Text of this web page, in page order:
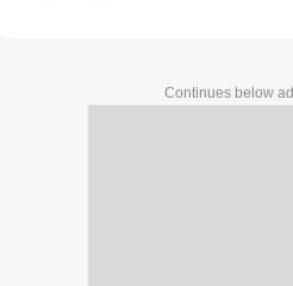
Continues below